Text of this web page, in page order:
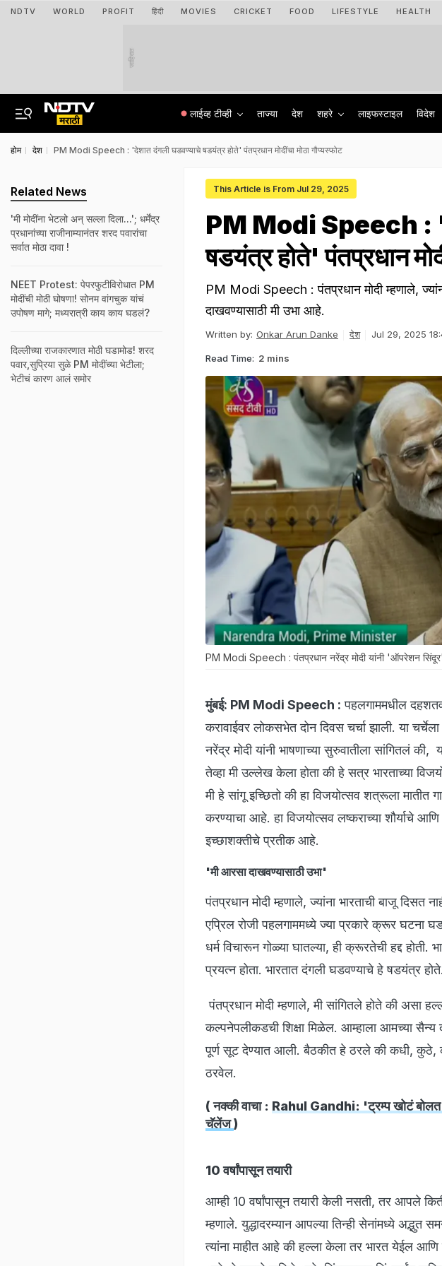
NDTV WORLD PROFIT हिंदी MOVIES CRICKET FOOD LIFESTYLE HEALTH
जाहिरात
लाईव्ह टीव्ही ताज्या देश शहरे लाइफस्टाइल विदेश
होम देश PM Modi Speech : 'देशात दंगली घडवण्याचे षडयंत्र होते' पंतप्रधान मोदींचा मोठा गौप्यस्फोट
This Article is From Jul 29, 2025
PM Modi Speech :
षडयंत्र होते' पंतप्रधान
PM Modi Speech : पंतप्रधान मोदी म्हणाले,
दाखवण्यासाठी मी उभा आहे.
Written by: Onkar Arun Danke देश Jul 29, 2025
Read Time: 2 mins
PM Modi Speech : पंतप्रधान नरेंद्र मोदी यांनी 'ऑपरेशन सिंदूर'
मुंबई: PM Modi Speech : पहलगाममधील
करावाईवर लोकसभेत दोन दिवस चर्चा झाली. या
नरेंद्र मोदी यांनी भाषणाच्या सुरुवातीला सांगितलं की,
तेव्हा मी उल्लेख केला होता की हे सत्र भारताच्या
मी हे सांगू इच्छितो की हा विजयोत्सव शत्रूला मातीत
करण्याचा आहे. हा विजयोत्सव लष्कराच्या शौर्याचे
इच्छाशक्तीचे प्रतीक आहे.
'मी आरसा दाखवण्यासाठी उभा'
पंतप्रधान मोदी म्हणाले, ज्यांना भारताची बाजू दिसत
एप्रिल रोजी पहलगाममध्ये ज्या प्रकारे क्रूर घटना
धर्म विचारून गोळ्या घातल्या, ही क्रूरतेची हद्द होती.
प्रयत्न होता. भारतात दंगली घडवण्याचे हे षडयंत्र होते.
पंतप्रधान मोदी म्हणाले, मी सांगितले होते की असा
कल्पनेपलीकडची शिक्षा मिळेल. आम्हाला आमच्या सैन्य
पूर्ण सूट देण्यात आली. बैठकीत हे ठरले की कधी, कुठे,
ठरवेल.
( नक्की वाचा : Rahul Gandhi: 'ट्रम्प खोटं बोलत
चॅलेंज)
10 वर्षांपासून तयारी
आम्ही 10 वर्षांपासून तयारी केली नसती, तर आपले
म्हणाले. युद्धादरम्यान आपल्या तिन्ही सेनांमध्ये अद्भुत
त्यांना माहीत आहे की हल्ला केला तर भारत येईल आणि
Related News
'मी मोदींना भेटलो अन् सल्ला दिला...'; धर्मेंद्र
प्रधानांच्या राजीनाम्यानंतर शरद पवारांचा
सर्वात मोठा दावा !
NEET Protest: पेपरफुटीविरोधात PM
मोदींची मोठी घोषणा! सोनम वांगचुक यांचं
उपोषण मागे; मध्यरात्री काय काय घडलं?
दिल्लीच्या राजकारणात मोठी घडामोड! शरद
पवार,सुप्रिया सुळे PM मोदींच्या भेटीला;
भेटीचं कारण आलं समोर